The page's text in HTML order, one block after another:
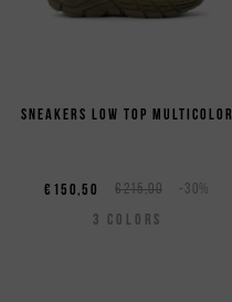
Sneakers low top multicolor
€215,00 -30%
€150,50
3 COLORS